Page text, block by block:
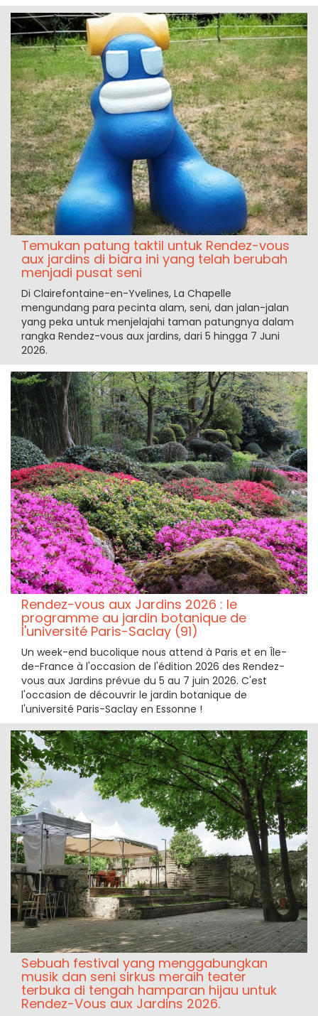
Temukan patung taktil untuk Rendez-vous
aux jardins di biara ini yang telah berubah
menjadi pusat seni
Di Clairefontaine-en-Yvelines, La Chapelle
mengundang para pecinta alam, seni, dan jalan-jalan
yang peka untuk menjelajahi taman patungnya dalam
rangka Rendez-vous aux jardins, dari 5 hingga 7 Juni
2026.
Rendez-vous aux Jardins 2026 : le
programme au jardin botanique de
l'université Paris-Saclay (91)
Un week-end bucolique nous attend à Paris et en Île-
de-France à l'occasion de l'édition 2026 des Rendez-
vous aux Jardins prévue du 5 au 7 juin 2026. C'est
l'occasion de découvrir le jardin botanique de
l'université Paris-Saclay en Essonne !
Sebuah festival yang menggabungkan
musik dan seni sirkus meraih teater
terbuka di tengah hamparan hijau untuk
Rendez-Vous aux Jardins 2026.